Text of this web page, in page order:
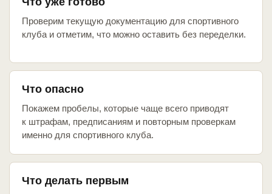
Проверим текущую документацию для спортивного
клуба и отметим, что можно оставить без переделки.
Что опасно
Покажем пробелы, которые чаще всего приводят
к штрафам, предписаниям и повторным проверкам
именно для спортивного клуба.
Что делать первым